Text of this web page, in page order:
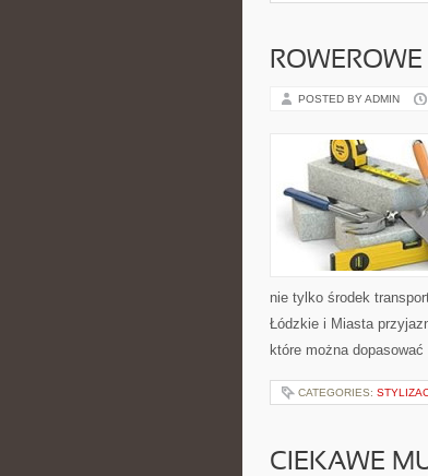
POSTED BY ADMIN
nie tylko środek
Łódzkie i Miasta
które można
CATEGORIES:
CIEKAWE